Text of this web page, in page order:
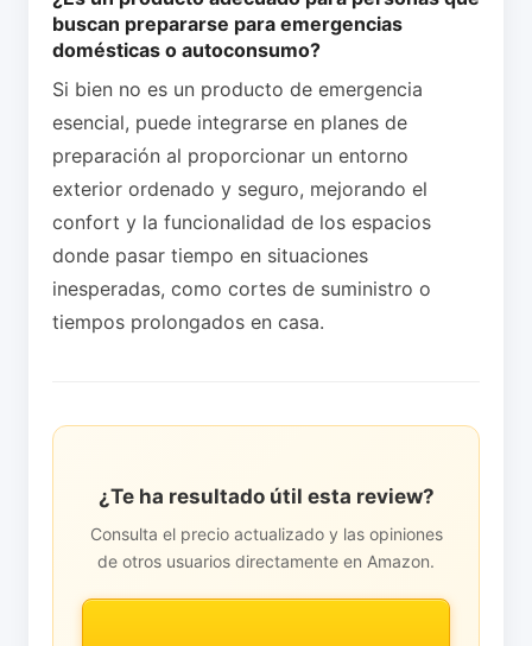
buscan prepararse para emergencias
domésticas o autoconsumo?
Si bien no es un producto de emergencia
esencial, puede integrarse en planes de
preparación al proporcionar un entorno
exterior ordenado y seguro, mejorando el
confort y la funcionalidad de los espacios
donde pasar tiempo en situaciones
inesperadas, como cortes de suministro o
tiempos prolongados en casa.
¿Te ha resultado útil esta review?
Consulta el precio actualizado y las opiniones
de otros usuarios directamente en Amazon.